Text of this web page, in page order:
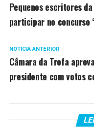
Pequenos escritores
participar no concurso
NOTÍCIA ANTERIOR
Câmara da Trofa
presidente com votos